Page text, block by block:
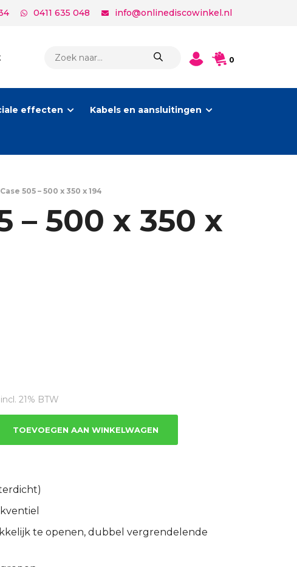
0411 635 048 info@onlinediscowinkel.nl
ZOEKEN
0
effecten Kabels en aansluitingen
505 – 500 x 350 x 194
– 500 x 350 x
prijs
€155.94.
incl. 21% BTW
TOEVOEGEN AAN WINKELWAGEN
te openen, dubbel vergrendelende